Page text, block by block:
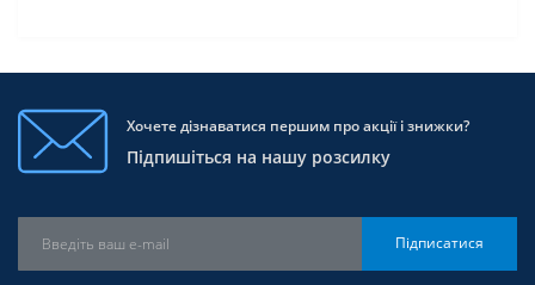
Хочете дізнаватися першим про акції і знижки?
Підпишіться на нашу розсилку
Підписатися